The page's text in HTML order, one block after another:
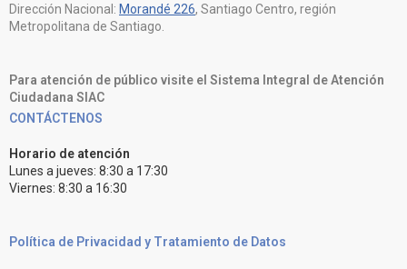
Dirección Nacional: Morandé 226, Santiago Centro, región
Metropolitana de Santiago.
Para atención de público visite el Sistema Integral de Atención
Ciudadana SIAC
CONTÁCTENOS
Horario de atención
Lunes a jueves: 8:30 a 17:30
Viernes: 8:30 a 16:30
Política de Privacidad y Tratamiento de Datos